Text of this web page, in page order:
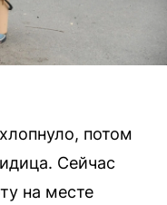
потом
Сейчас
на месте